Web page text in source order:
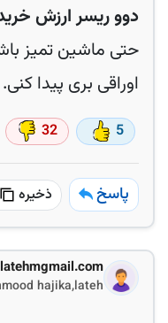
دوو ریسر ارزش
حتی ماشین تمیز
اوراقی بری پیدا کنی.
5
32
پاسخ ذخیره
hajika,lateh